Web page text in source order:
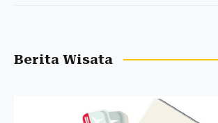
Berita Wisata